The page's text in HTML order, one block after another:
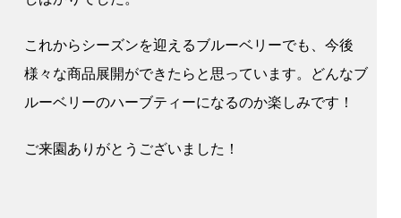
これからシーズンを迎えるブルーベリーでも、今後
様々な商品展開ができたらと思っています。どんなブ
ルーベリーのハーブティーになるのか楽しみです！
ご来園ありがとうございました！